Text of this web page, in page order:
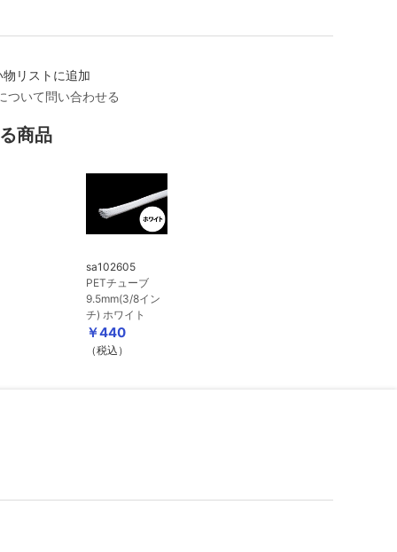
物リストに追加
ついて問い合わせる
商品
sa102605
PETチューブ
9.5mm(3/8イン
チ) ホワイト
￥440
（税込）